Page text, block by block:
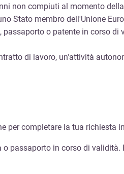
non compiuti al momento
Stato membro dell'Unione
o patente in corso di
di lavoro, un'attività
per completare la tua richiesta
passaporto in corso di